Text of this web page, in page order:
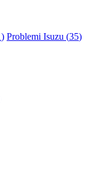
) Problemi Isuzu (35)